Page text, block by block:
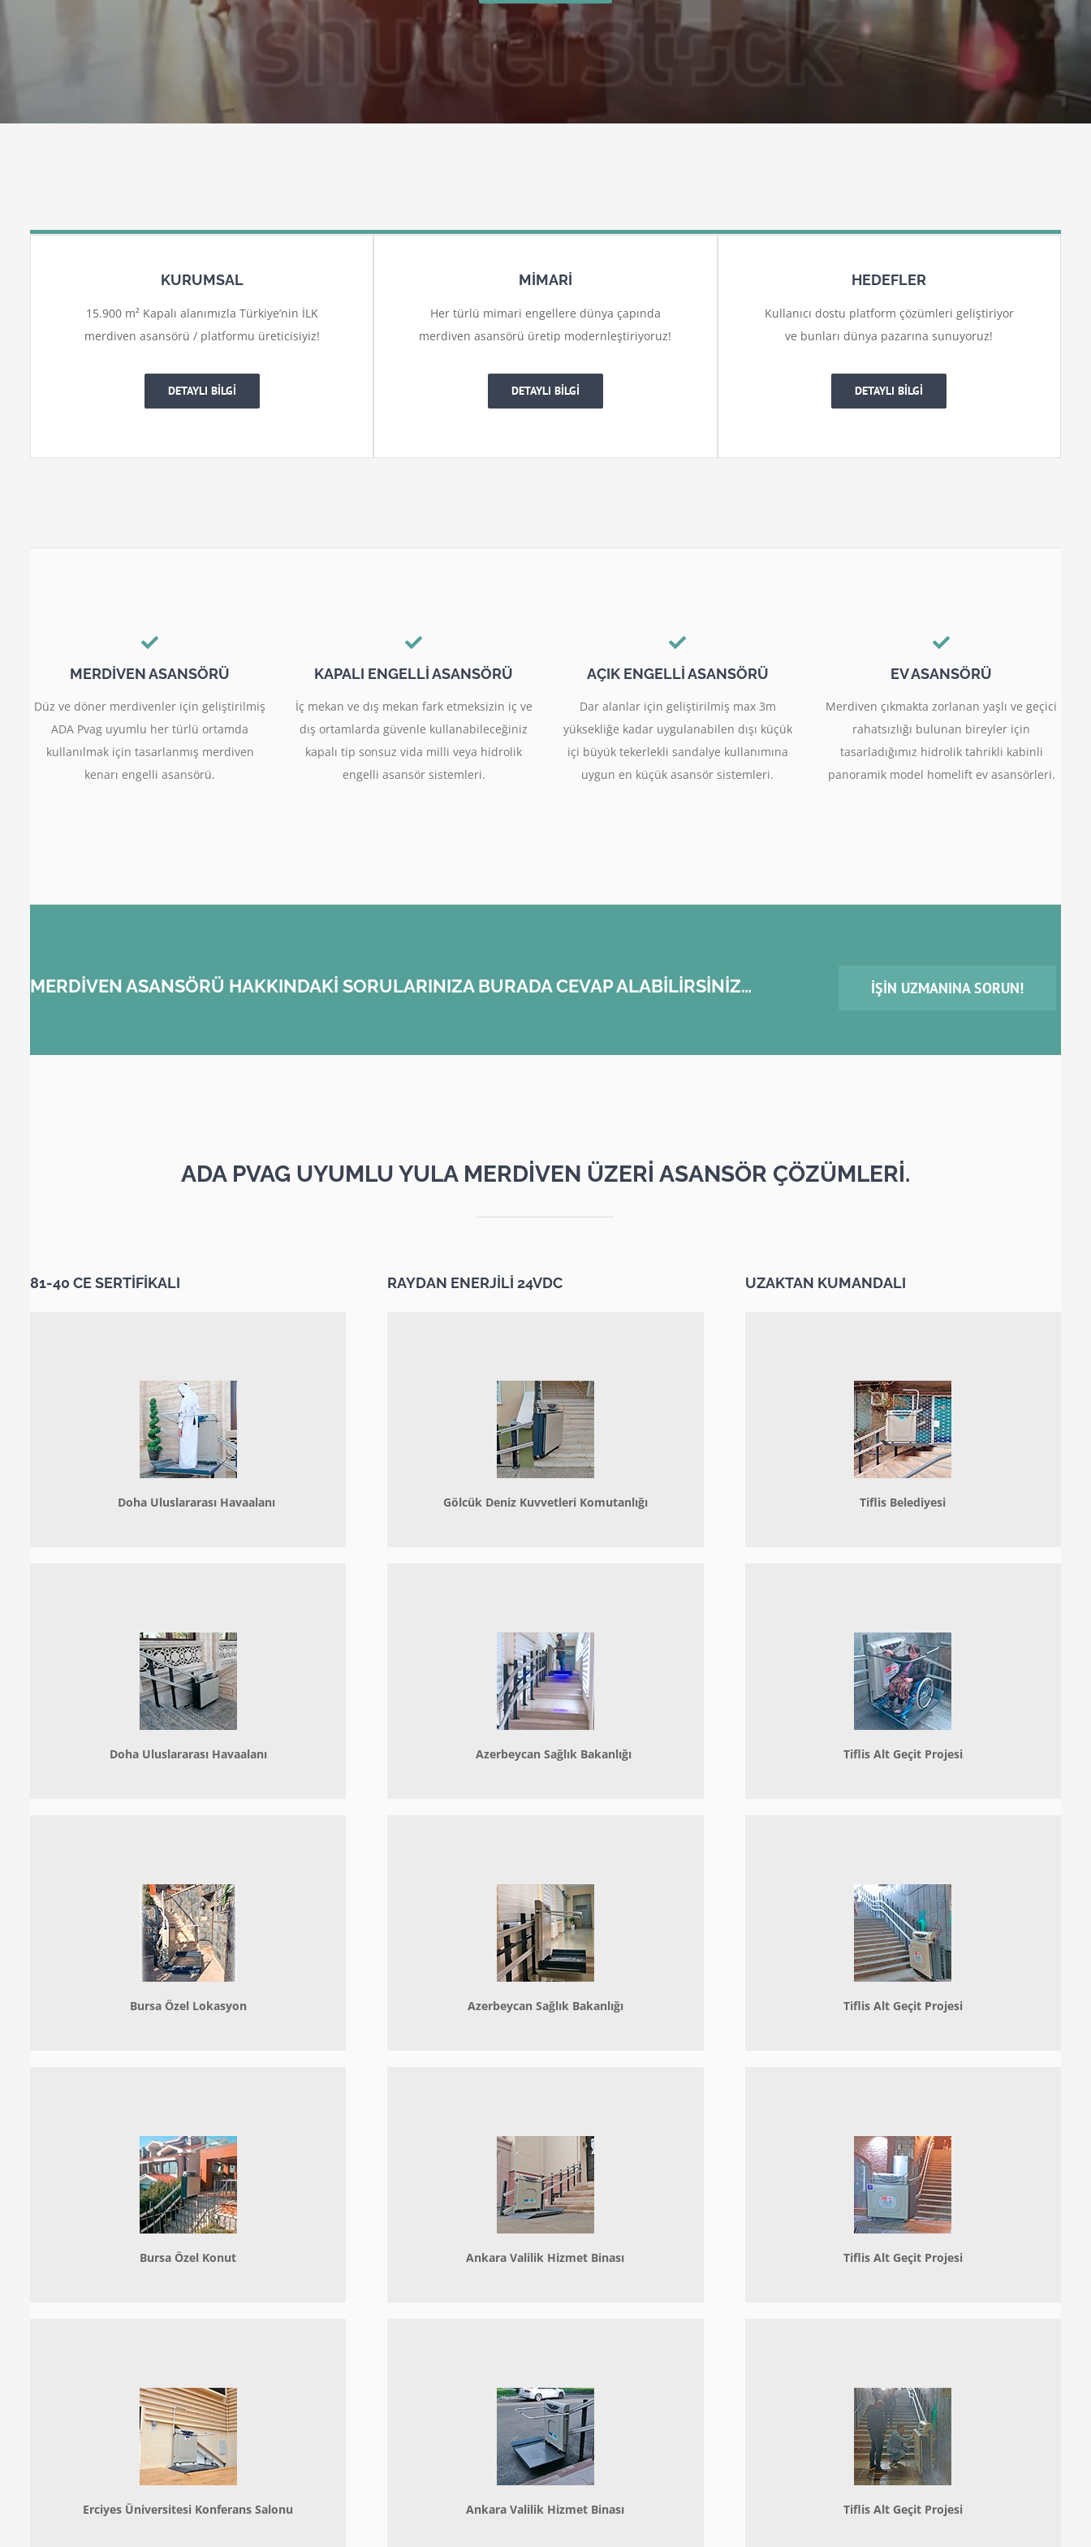
KURUMSAL
15.900 m² Kapalı alanımızla Türkiye’nin İLK
merdiven asansörü / platformu üreticisiyiz!
DETAYLI BİLGİ
MİMARİ
Her türlü mimari engellere dünya çapında
merdiven asansörü üretip modernleştiriyoruz!
DETAYLI BİLGİ
HEDEFLER
Kullanıcı dostu platform çözümleri geliştiriyor
ve bunları dünya pazarına sunuyoruz!
DETAYLI BİLGİ
MERDİVEN ASANSÖRÜ
Düz ve döner merdivenler için geliştirilmiş
ADA Pvag uyumlu her türlü ortamda
kullanılmak için tasarlanmış merdiven
kenarı engelli asansörü.
KAPALI ENGELLİ ASANSÖRÜ
İç mekan ve dış mekan fark etmeksizin iç ve
dış ortamlarda güvenle kullanabileceğiniz
kapalı tip sonsuz vida milli veya hidrolik
engelli asansör sistemleri.
AÇIK ENGELLİ ASANSÖRÜ
Dar alanlar için geliştirilmiş max 3m
yüksekliğe kadar uygulanabilen dışı küçük
içi büyük tekerlekli sandalye kullanımına
uygun en küçük asansör sistemleri.
EV ASANSÖRÜ
Merdiven çıkmakta zorlanan yaşlı ve geçici
rahatsızlığı bulunan bireyler için
tasarladığımız hidrolik tahrikli kabinli
panoramik model homelift ev asansörleri.
MERDİVEN ASANSÖRÜ HAKKINDAKİ SORULARINIZA BURADA CEVAP ALABİLİRSİNİZ… İŞIN UZMANINA SORUN!
ADA PVAG UYUMLU YULA MERDİVEN ÜZERİ ASANSÖR ÇÖZÜMLERİ.
81-40 CE SERTİFİKALI RAYDAN ENERJİLİ 24VDC UZAKTAN KUMANDALI
DohaUluslararası Havaalanı Gölcük Deniz Kuvvetleri Komutanlığı Tiflis Belediyesi
DohaUluslararası Havaalanı Azerbeycan Sağlık Bakanlığı Tiflis Alt Geçit Projesi
Bursa Özel Lokasyon Azerbeycan Sağlık Bakanlığı Tiflis Alt Geçit Projesi
Bursa Özel Konut Ankara Valilik Hizmet Binası Tiflis Alt Geçit Projesi
Erciyes Üniversitesi Konferans Salonu Ankara Valilik Hizmet Binası Tiflis Alt Geçit Projesi